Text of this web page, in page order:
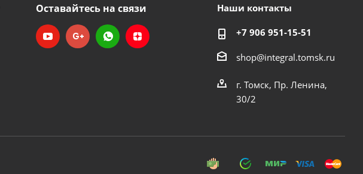
Оставайтесь на связи Наши контакты
+7 906 951-15-51
shop@integral.tomsk.ru
г. Томск, Пр. Ленина,
30/2